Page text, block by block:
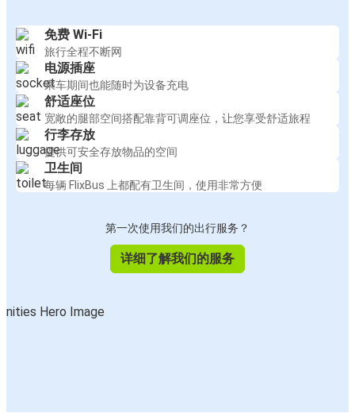
免费 Wi-Fi
旅行全程不断网
电源插座
乘车期间也能随时为设备充电
舒适座位
宽敞的腿部空间搭配靠背可调座位，让您享受舒适旅程
行李存放
提供可安全存放物品的空间
卫生间
每辆 FlixBus 上都配有卫生间，使用非常方便
第一次使用我们的出行服务？
详细了解我们的服务